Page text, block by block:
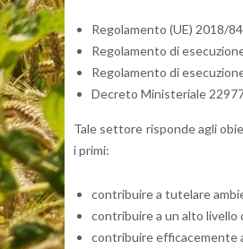
Re­go­la­men­to (UE) 2018/
Re­go­la­men­to di
Re­go­la­men­to di
De­cre­to Mi­ni­ste­ria­le
Tale set­to­re ri­spon­de agli
i primi:
con­tri­bui­re a tu­te­la­re
con­tri­bui­re a un alto li­vel­lo
con­tri­bui­re ef­fi­ca­ce­men­te